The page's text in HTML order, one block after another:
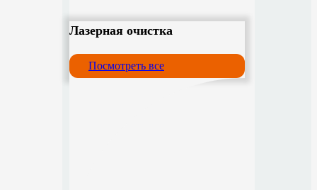
Лазерная очистка
Посмотреть все